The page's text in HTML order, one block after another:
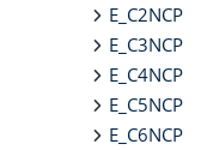
E_C2NCP
E_C3NCP
E_C4NCP
E_C5NCP
E_C6NCP